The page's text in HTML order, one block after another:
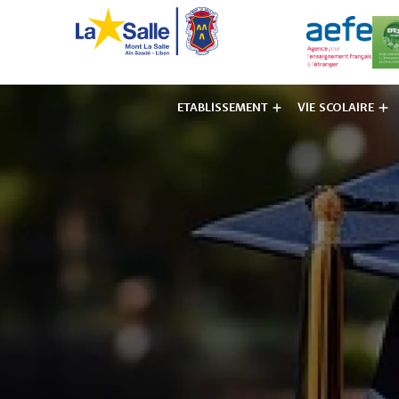
ETABLISSEMENT VIE SCOLAIRE